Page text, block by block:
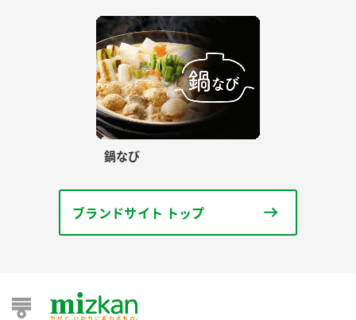
鍋なび
ブランドサイト トップ